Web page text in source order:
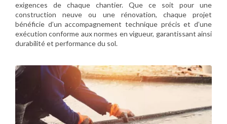
exigences de chaque chantier. Que ce soit pour une
construction neuve ou une rénovation, chaque projet
bénéficie d’un accompagnement technique précis et d’une
exécution conforme aux normes en vigueur, garantissant ainsi
durabilité et performance du sol.